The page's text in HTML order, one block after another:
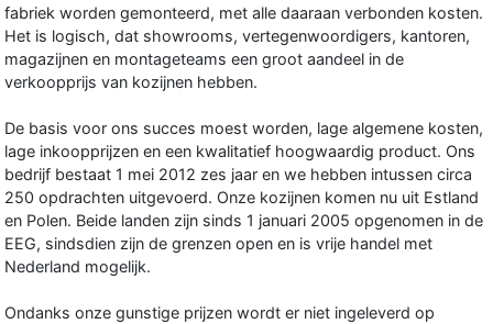
fabriek worden gemonteerd, met alle daaraan verbonden kosten.
Het is logisch, dat showrooms, vertegenwoordigers, kantoren,
magazijnen en montageteams een groot aandeel in de
verkoopprijs van kozijnen hebben.
De basis voor ons succes moest worden, lage algemene kosten,
lage inkoopprijzen en een kwalitatief hoogwaardig product. Ons
bedrijf bestaat 1 mei 2012 zes jaar en we hebben intussen circa
250 opdrachten uitgevoerd. Onze kozijnen komen nu uit Estland
en Polen. Beide landen zijn sinds 1 januari 2005 opgenomen in de
EEG, sindsdien zijn de grenzen open en is vrije handel met
Nederland mogelijk.
Ondanks onze gunstige prijzen wordt er niet ingeleverd op